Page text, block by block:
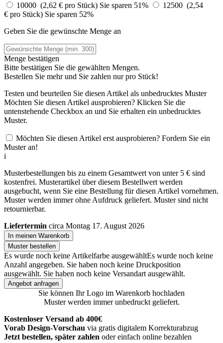
10000 (2,62 € pro Stück) Sie sparen 51%
12500 (2,54
€ pro Stück) Sie sparen 52%
Geben Sie die gewünschte Menge an
Menge bestätigen
Bitte bestätigen Sie die gewählten Mengen.
Bestellen Sie mehr und Sie zahlen nurpro Stück!
Testen und beurteilen Sie diesen Artikel als unbedrucktes Muster
Möchten Sie diesen Artikel ausprobieren? Klicken Sie die
untenstehende Checkbox an und Sie erhalten ein unbedrucktes
Muster.
Möchten Sie diesen Artikel erst ausprobieren? Fordern Sie ein
Muster an!
i
Musterbestellungen bis zu einem Gesamtwert von unter 5 € sind
kostenfrei. Musterartikel über diesem Bestellwert werden
ausgebucht, wenn Sie eine Bestellung für diesen Artikel vornehmen.
Muster werden immer ohne Aufdruck geliefert. Muster sind nicht
retournierbar.
Liefertermin circa Montag 17. August 2026
In meinen Warenkorb
Muster bestellen
Es wurde noch keine Artikelfarbe ausgewähltEs wurde noch keine
Anzahl angegeben. Sie haben noch keine Druckposition
ausgewählt. Sie haben noch keine Versandart ausgewählt.
Angebot anfragen
Sie können Ihr Logo im Warenkorb hochladen
Muster werden immer unbedruckt geliefert.
Kostenloser Versand ab 400€
Vorab Design-Vorschau via gratis digitalem Korrekturabzug
Jetzt bestellen, später zahlen oder einfach online bezahlen